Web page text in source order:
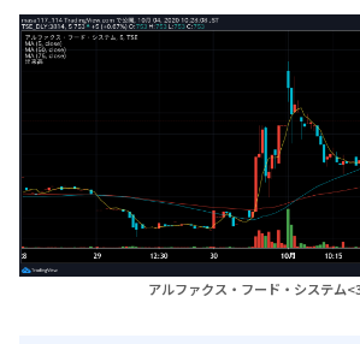
アルファクス・フード・システム